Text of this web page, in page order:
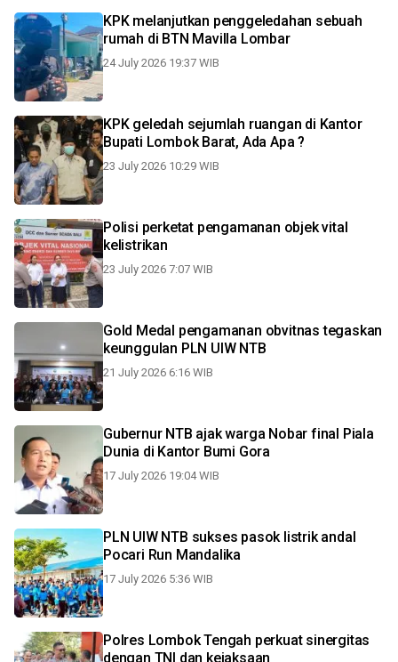
KPK melanjutkan penggeledahan sebuah
rumah di BTN Mavilla Lombar
24 July 2026 19:37 WIB
KPK geledah sejumlah ruangan di Kantor
Bupati Lombok Barat, Ada Apa ?
23 July 2026 10:29 WIB
Polisi perketat pengamanan objek vital
kelistrikan
23 July 2026 7:07 WIB
Gold Medal pengamanan obvitnas tegaskan
keunggulan PLN UIW NTB
21 July 2026 6:16 WIB
Gubernur NTB ajak warga Nobar final Piala
Dunia di Kantor Bumi Gora
17 July 2026 19:04 WIB
PLN UIW NTB sukses pasok listrik andal
Pocari Run Mandalika
17 July 2026 5:36 WIB
Polres Lombok Tengah perkuat sinergitas
dengan TNI dan kejaksaan